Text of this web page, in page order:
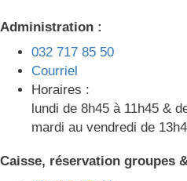
Administration :
032 717 85 50
Courriel
Horaires :
lundi de 8h45 à 11h45 &
mardi au vendredi de
Caisse, réservation groupes